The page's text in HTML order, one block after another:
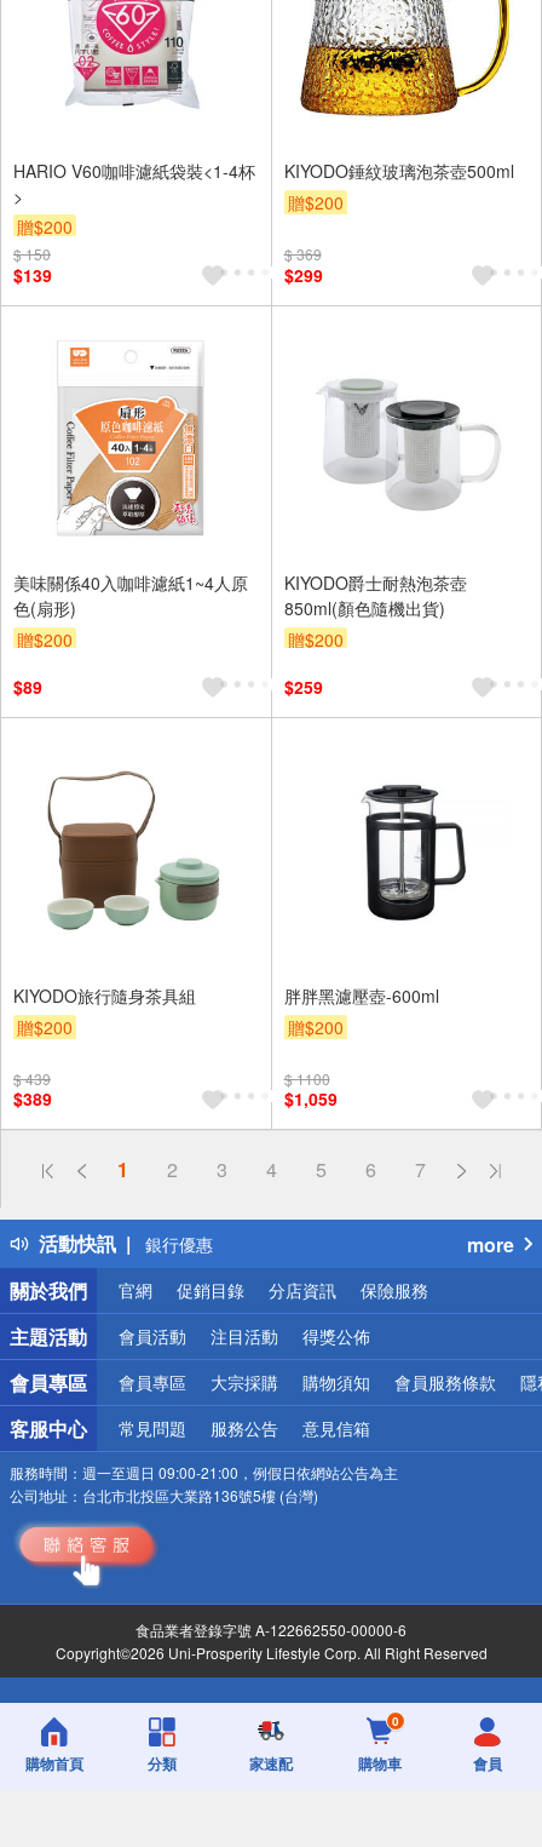
HARIO V60咖啡濾紙袋裝<1-4杯
>
贈$200
$ 150
$139
KIYODO錘紋玻璃泡茶壺500ml
贈$200
$ 369
$299
美味關係40入咖啡濾紙1~4人原
色(扇形)
贈$200
$89
KIYODO爵士耐熱泡茶壺
850ml(顏色隨機出貨)
贈$200
$259
KIYODO旅行隨身茶具組
贈$200
$ 439
$389
胖胖黑濾壓壺-600ml
贈$200
$ 1100
$1,059
1 2 3 4 5 6 7
活動快訊
詐騙網頁！請小心！
熱門話題
銀行優惠
偏遠地區配送
詐騙網頁！請小心！
more
關於我們
官網 促銷目錄 分店資訊 保險服務
主題活動 會員活動 注目活動 得獎公佈
會員專區 會員專區 大宗採購 購物須知 會員服務條款 隱
客服中心 常見問題 服務公告 意見信箱
服務時間： 週一至週日 09:00-21:00，例假日依網站公告為主
公司地址： 台北市北投區大業路136號5樓 (台灣)
食品業者登錄字號 A-122662550-00000-6
Copyright©2026 Uni-Prosperity Lifestyle Corp. All Right Reserved
購物首頁 分類 家速配
0
購物車 會員